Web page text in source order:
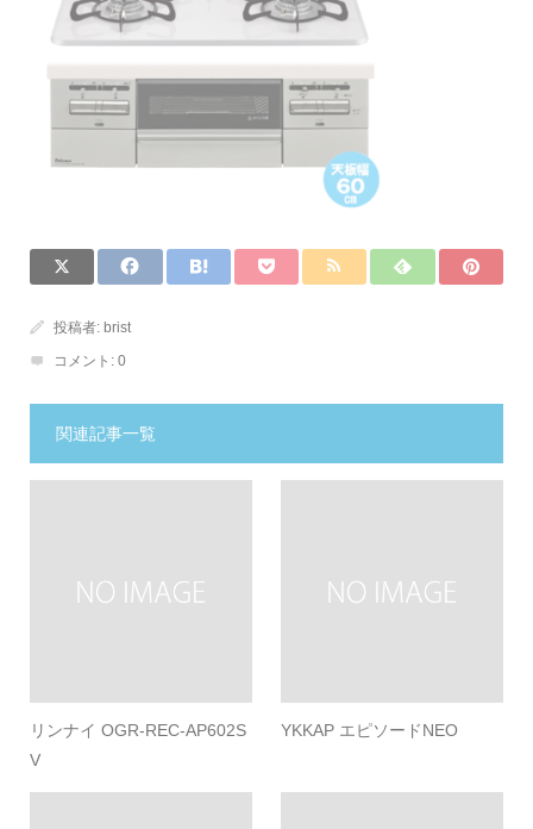
投稿者: brist
コメント: 0
関連記事一覧
リンナイ OGR-REC-AP602S
V
YKKAP エピソードNEO